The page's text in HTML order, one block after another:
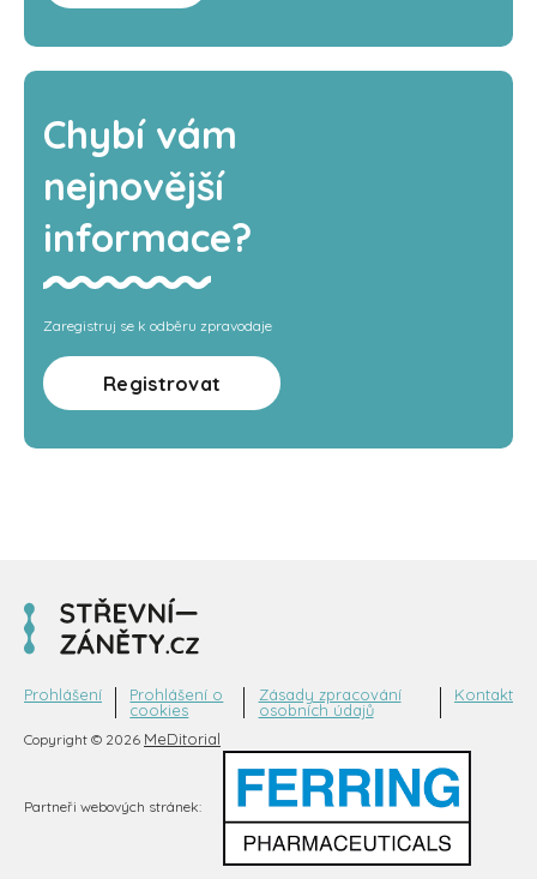
Chybí vám
nejnovější
informace?
Zaregistruj se k odběru zpravodaje
Registrovat
Copyright © 2026 MeDitorial
Prohlášení
Prohlášení o
cookies
Zásady zpracování
osobních údajů
Kontakt
Partneři webových stránek: